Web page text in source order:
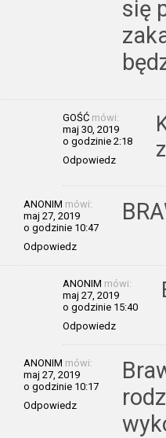
się
GOŚĆ mówi:
maj 30, 2019
o godzinie 2:18
Odpowiedz
ANONIM mówi:
maj 27, 2019
o godzinie 10:47
Odpowiedz
ANONIM mówi:
maj 27, 2019
o godzinie 15:40
Odpowiedz
ANONIM mówi:
maj 27, 2019
o godzinie 10:17
Odpowiedz